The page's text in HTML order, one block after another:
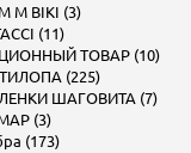
M BIKI (3)
(11)
ТОВАР (10)
(225)
ШАГОВИТА (7)
(3)
(173)